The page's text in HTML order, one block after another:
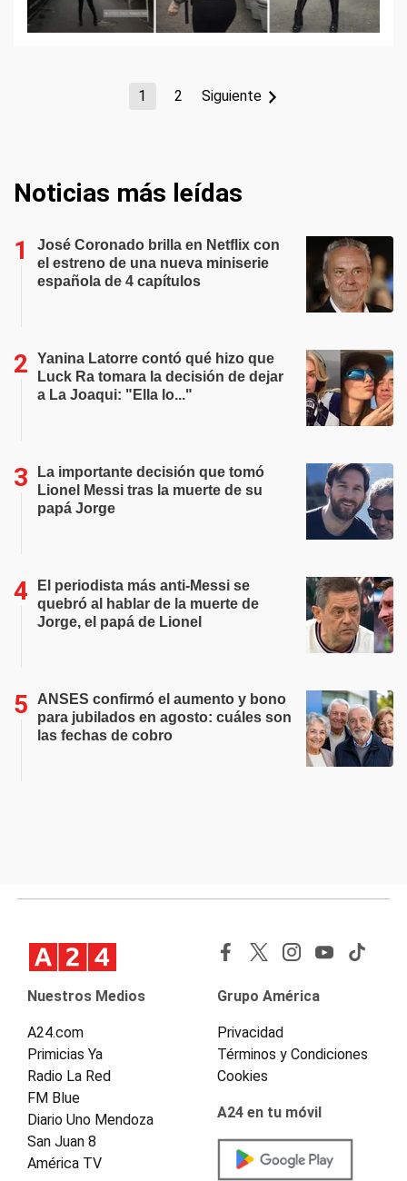
1 2 Siguiente
Noticias más leídas
José Coronado brilla en Netflix con
el estreno de una nueva miniserie
española de 4 capítulos
Yanina Latorre contó qué hizo que
Luck Ra tomara la decisión de dejar
a La Joaqui: "Ella lo..."
La importante decisión que tomó
Lionel Messi tras la muerte de su
papá Jorge
El periodista más anti-Messi se
quebró al hablar de la muerte de
Jorge, el papá de Lionel
ANSES confirmó el aumento y bono
para jubilados en agosto: cuáles son
las fechas de cobro
Nuestros Medios
A24.com
Primicias Ya
Radio La Red
FM Blue
Diario Uno Mendoza
San Juan 8
América TV
Grupo América
Privacidad
Términos y Condiciones
Cookies
A24 en tu móvil